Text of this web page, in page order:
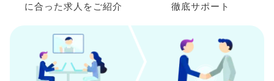
に合った求人を ご紹介
徹底サポート